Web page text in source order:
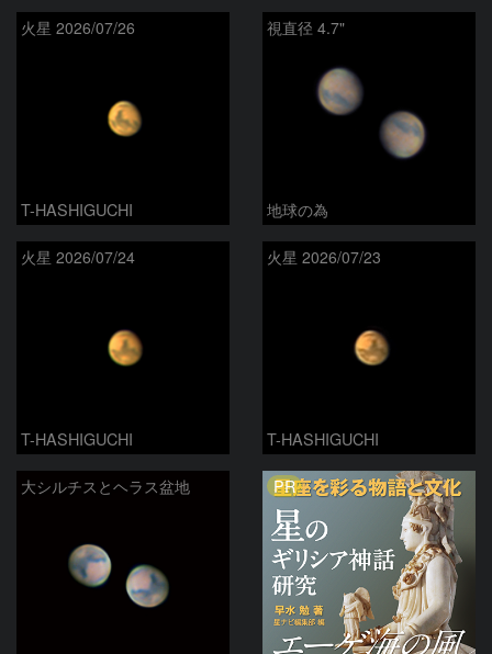
火星 2026/07/26
T-HASHIGUCHI
視直径 4.7"
地球の為
火星 2026/07/24
T-HASHIGUCHI
火星 2026/07/23
T-HASHIGUCHI
大シルチスとヘラス盆地 PR